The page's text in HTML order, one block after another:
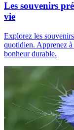
Les souvenirs
vie
Explorez les
quotidien. Apprenez à
bonheur durable.